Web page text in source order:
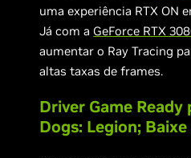
uma experiência RTX ON
Já com a GeForce RTX
aumentar o Ray Tracing
altas taxas de frames.
Driver Game Ready
Dogs: Legion;